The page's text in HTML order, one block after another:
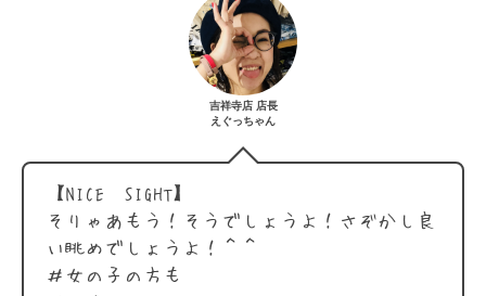
吉祥寺店 店長
えぐっちゃん
【NICE SIGHT】
そりゃあもう！そうでしょうよ！さぞかし良
い眺めでしょうよ！＾＾
＃女の子の方も